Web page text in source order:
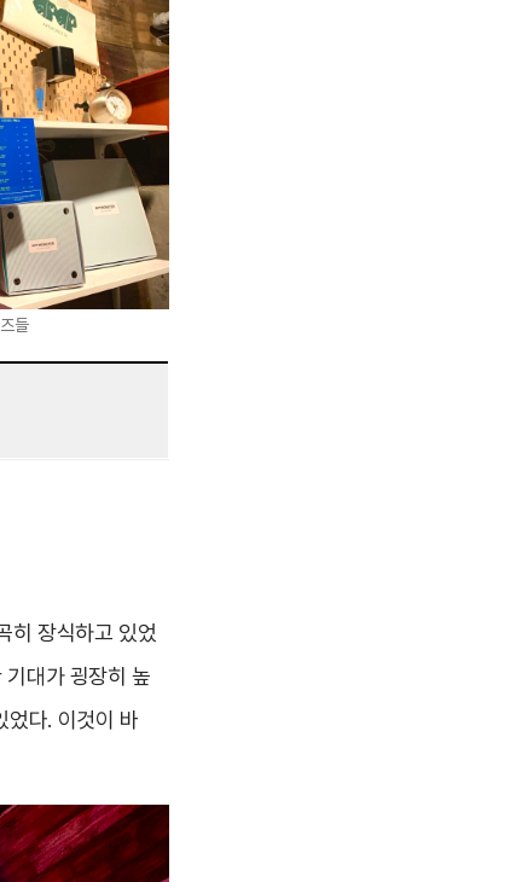
들
히 장식하고 있었
대가 굉장히 높
었다. 이것이 바